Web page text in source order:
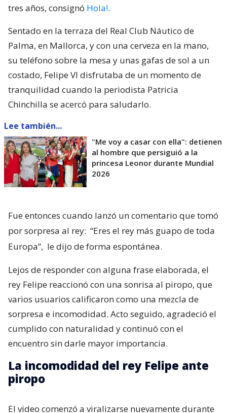
tres años, consignó Hola!.
Sentado en la terraza del Real Club Náutico de
Palma, en Mallorca, y con una cerveza en la mano,
su teléfono sobre la mesa y unas gafas de sol a un
costado, Felipe VI disfrutaba de un momento de
tranquilidad cuando la periodista Patricia
Chinchilla se acercó para saludarlo.
Lee también...
"Me voy a casar con ella": detienen
al hombre que persiguió a la
princesa Leonor durante Mundial
2026
Fue entonces cuando lanzó un comentario que tomó
por sorpresa al rey: “Eres el rey más guapo de toda
Europa”, le dijo de forma espontánea.
Lejos de responder con alguna frase elaborada, el
rey Felipe reaccionó con una sonrisa al piropo, que
varios usuarios calificaron como una mezcla de
sorpresa e incomodidad. Acto seguido, agradeció el
cumplido con naturalidad y continuó con el
encuentro sin darle mayor importancia.
La incomodidad del rey Felipe ante
piropo
El video comenzó a viralizarse nuevamente durante